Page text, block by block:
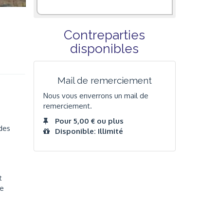
Contreparties
disponibles
Mail de remerciement
Nous vous enverrons un mail de
remerciement.
Pour 5,00 € ou plus
Disponible: Illimité